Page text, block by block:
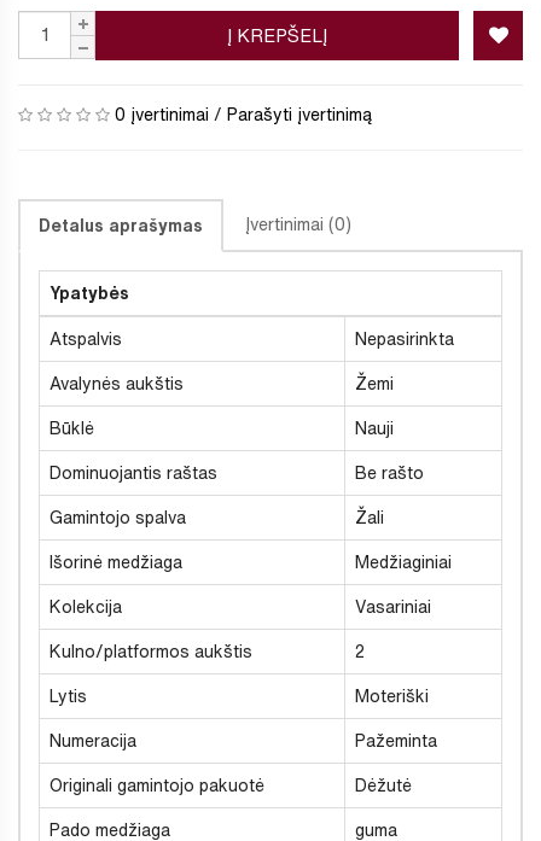
Į KREPŠELĮ
0 įvertinimai / Parašyti įvertinimą
Detalus aprašymas Įvertinimai (0)
Ypatybės
Atspalvis Nepasirinkta
Avalynės aukštis Žemi
Būklė Nauji
Dominuojantis raštas Be rašto
Gamintojo spalva Žali
Išorinė medžiaga Medžiaginiai
Kolekcija Vasariniai
Kulno/platformos aukštis 2
Lytis Moteriški
Numeracija Pažeminta
Originali gamintojo pakuotė Dėžutė
Pado medžiaga guma